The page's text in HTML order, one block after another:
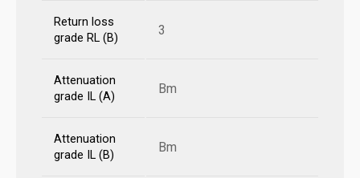
Return loss
grade RL (B)
3
Attenuation
grade IL (A)
Bm
Attenuation
grade IL (B)
Bm